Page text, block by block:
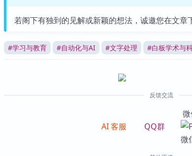
若阁下有独到的见解或新颖的想法，诚邀您在文章
#学习与教育 #自动化与AI #文字处理 #白板学术与
反馈交流
AI 客服 QQ群